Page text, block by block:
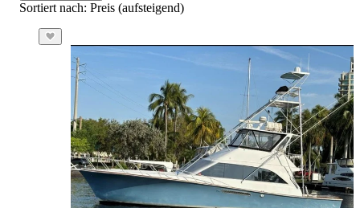
Sortiert nach: Preis (aufsteigend)